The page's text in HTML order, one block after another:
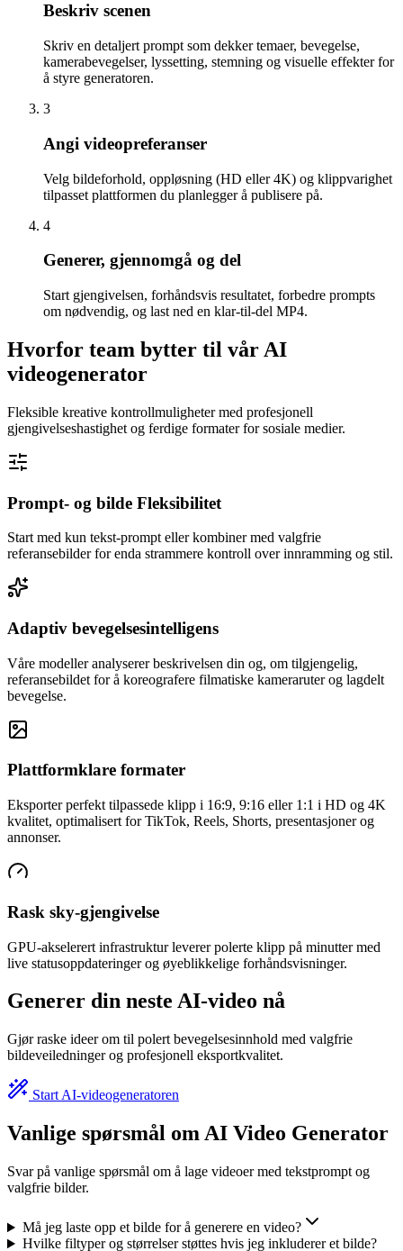
Beskriv scenen
Skriv en detaljert prompt som dekker temaer, bevegelse,
kamerabevegelser, lyssetting, stemning og visuelle effekter for
å styre generatoren.
3
Angi videopreferanser
Velg bildeforhold, oppløsning (HD eller 4K) og klippvarighet
tilpasset plattformen du planlegger å publisere på.
4
Generer, gjennomgå og del
Start gjengivelsen, forhåndsvis resultatet, forbedre prompts
om nødvendig, og last ned en klar-til-del MP4.
Hvorfor team bytter til vår AI
videogenerator
Fleksible kreative kontrollmuligheter med profesjonell
gjengivelseshastighet og ferdige formater for sosiale medier.
Prompt- og bilde Fleksibilitet
Start med kun tekst-prompt eller kombiner med valgfrie
referansebilder for enda strammere kontroll over innramming og stil.
Adaptiv bevegelsesintelligens
Våre modeller analyserer beskrivelsen din og, om tilgjengelig,
referansebildet for å koreografere filmatiske kameraruter og lagdelt
bevegelse.
Plattformklare formater
Eksporter perfekt tilpassede klipp i 16:9, 9:16 eller 1:1 i HD og 4K
kvalitet, optimalisert for TikTok, Reels, Shorts, presentasjoner og
annonser.
Rask sky-gjengivelse
GPU-akselerert infrastruktur leverer polerte klipp på minutter med
live statusoppdateringer og øyeblikkelige forhåndsvisninger.
Generer din neste AI-video nå
Gjør raske ideer om til polert bevegelsesinnhold med valgfrie
bildeveiledninger og profesjonell eksportkvalitet.
Start AI-videogeneratoren
Vanlige spørsmål om AI Video Generator
Svar på vanlige spørsmål om å lage videoer med tekstprompt og
valgfrie bilder.
Må jeg laste opp et bilde for å generere en video?
Hvilke filtyper og størrelser støttes hvis jeg inkluderer et bilde?